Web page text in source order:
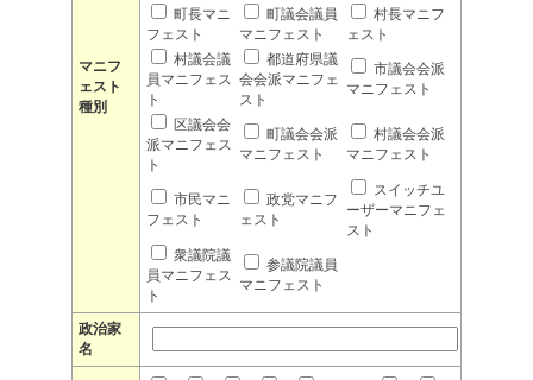
マニフ
ェスト
種別
町長マニ
フェスト
町議会議員
マニフェスト
村長マニフ
ェスト
村議会議
員マニフェス
ト
都道府県議
会会派マニフェ
スト
市議会会派
マニフェスト
区議会会
派マニフェス
ト
町議会会派
マニフェスト
村議会会派
マニフェスト
市民マニ
フェスト
政党マニフ
ェスト
スイッチユ
ーザーマニフェ
スト
衆議院議
員マニフェス
ト
参議院議員
マニフェスト
政治家
名